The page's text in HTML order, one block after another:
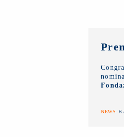
NEWS 6